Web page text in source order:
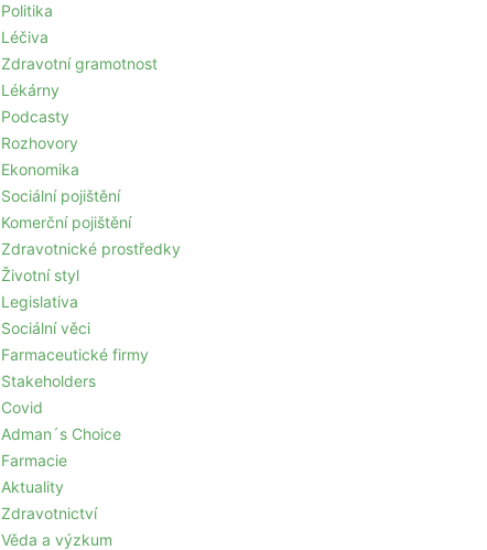
Politika
Léčiva
Zdravotní gramotnost
Lékárny
Podcasty
Rozhovory
Ekonomika
Sociální pojištění
Komerční pojištění
Zdravotnické prostředky
Životní styl
Legislativa
Sociální věci
Farmaceutické firmy
Stakeholders
Covid
Adman´s Choice
Farmacie
Aktuality
Zdravotnictví
Věda a výzkum